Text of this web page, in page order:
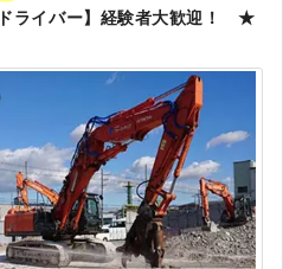
ドライバー】経験者大歓迎！ ★